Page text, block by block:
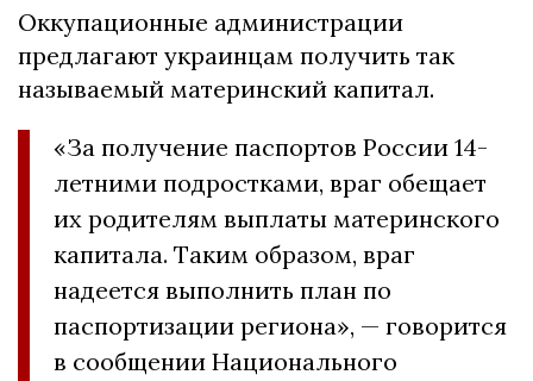
Оккупационные администрации
предлагают украинцам получить так
называемый материнский капитал.
«За получение паспортов России 14-
летними подростками, враг обещает
их родителям выплаты материнского
капитала. Таким образом, враг
надеется выполнить план по
паспортизации региона», — говорится
в сообщении Национального